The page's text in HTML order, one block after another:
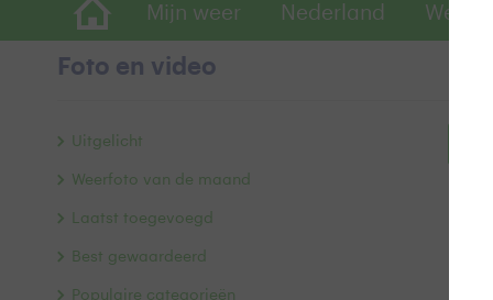
Mijn weer Nederland
Foto en video
Uitgelicht
Weerfoto van de maand
Laatst toegevoegd
Best gewaardeerd
Populaire categorieën